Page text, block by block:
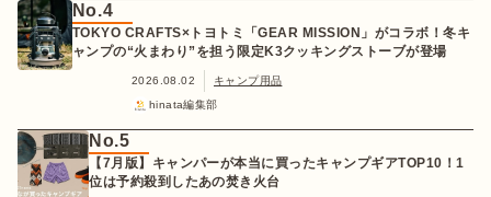
No.4
TOKYO CRAFTS×トヨトミ「GEAR MISSION」がコラボ！冬キ
ャンプの“火まわり”を担う限定K3クッキングストーブが登場
2026.08.02
キャンプ用品
hinata編集部
No.5
【7月版】キャンパーが本当に買ったキャンプギアTOP10！1
位は予約殺到したあの焚き火台